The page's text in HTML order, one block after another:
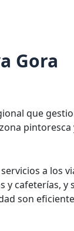
Gora
que
pintoresca
a los
y cafeterías, y
son